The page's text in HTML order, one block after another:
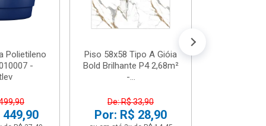
Polietileno
-
Piso 58x58 Tipo A Gióia
Bold Brilhante P4 2,68m²
-...
De: R$ 33,90
Por: R$ 28,90